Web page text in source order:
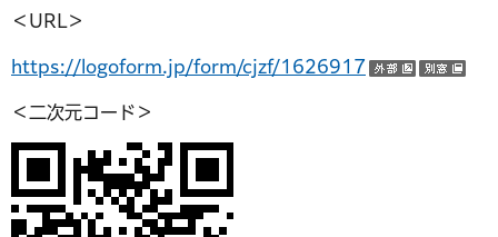
＜URL＞
https://logoform.jp/form/cjzf/1626917
（外部サ
＜二次元コード＞